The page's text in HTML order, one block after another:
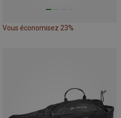
Vous économisez 23%